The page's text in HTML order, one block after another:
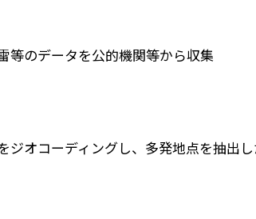
等のデータを公的機関等から収集
ジオコーディングし、多発地点を抽出